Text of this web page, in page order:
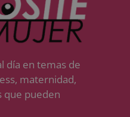
día en temas de
maternidad,
que pueden